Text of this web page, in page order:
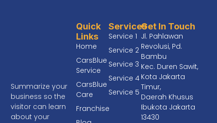
Summarize your
business so the
visitor can learn
about your
Services
Service 1
Service 2
Service 3
Service 4
Service 5
Quick
Links
Home
CarsBlue
Service
CarsBlue
Care
Franchise
Get In Touch
Jl. Pahlawan
Revolusi, Pd.
Bambu
Kec. Duren Sawit,
Kota Jakarta
Timur,
Daerah Khusus
Ibukota Jakarta
13430